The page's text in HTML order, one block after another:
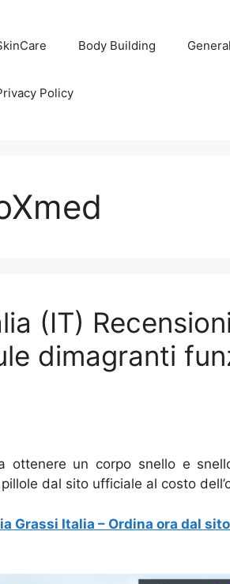
Body Building
Policy
(IT)
dimagranti
ottenere un corpo snello e
dal sito ufficiale al costo
Grassi Italia – Ordina ora dal